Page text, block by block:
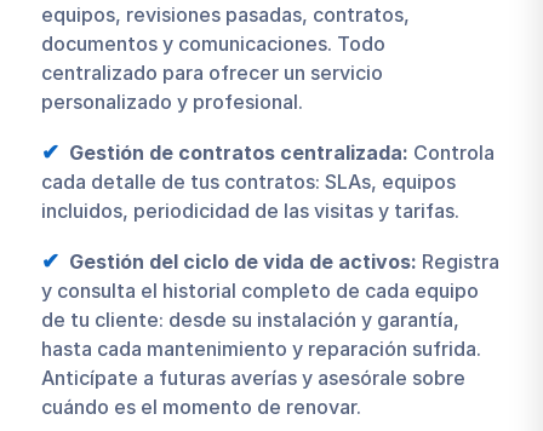
equipos, revisiones pasadas, contratos,
documentos y comunicaciones. Todo
centralizado para ofrecer un servicio
personalizado y profesional.
Gestión de contratos centralizada: Controla
cada detalle de tus contratos: SLAs, equipos
incluidos, periodicidad de las visitas y tarifas.
Gestión del ciclo de vida de activos: Registra
y consulta el historial completo de cada equipo
de tu cliente: desde su instalación y garantía,
hasta cada mantenimiento y reparación sufrida.
Anticípate a futuras averías y asesórale sobre
cuándo es el momento de renovar.